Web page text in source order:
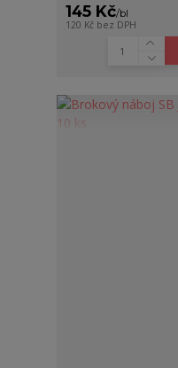
145 Kč/bl
120 Kč bez DPH